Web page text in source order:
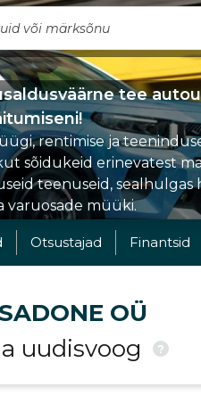
tee
rentimise ja
sõidukeid erinevatest
teenuseid, sealhulgas
varuosade müüki.
Otsustajad Finantsid
OÜ
uudisvoog
?